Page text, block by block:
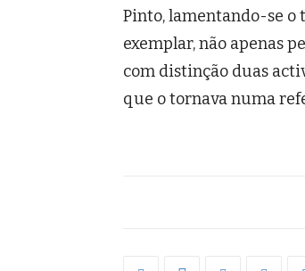
Pinto, lamentando-se
exemplar, não apenas
com distinção duas
que o tornava numa